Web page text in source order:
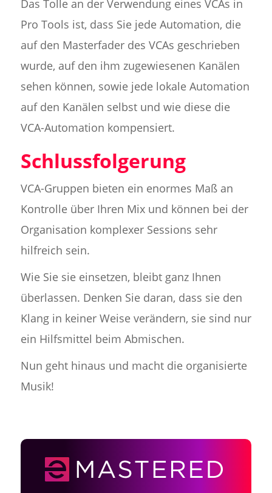
Das Tolle an der Verwendung eines VCAs in
Pro Tools ist, dass Sie jede Automation, die
auf den Masterfader des VCAs geschrieben
wurde, auf den ihm zugewiesenen Kanälen
sehen können, sowie jede lokale Automation
auf den Kanälen selbst und wie diese die
VCA-Automation kompensiert.
Schlussfolgerung
VCA-Gruppen bieten ein enormes Maß an
Kontrolle über Ihren Mix und können bei der
Organisation komplexer Sessions sehr
hilfreich sein.
Wie Sie sie einsetzen, bleibt ganz Ihnen
überlassen. Denken Sie daran, dass sie den
Klang in keiner Weise verändern, sie sind nur
ein Hilfsmittel beim Abmischen.
Nun geht hinaus und macht die organisierte
Musik!